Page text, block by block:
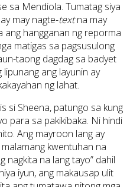
sa Mendiola. Tumatag siya
may nagte-textna may
ang hangganan ng reporma
matigas sa pagsusulong
taong dagdag sa badyet
ang layunin ay
ng lahat.
si Sheena, patungo sa kung
para sa pakikibaka. Ni hindi
Ang mayroon lang ay
kwentuhan na
nagkita na lang tayo” dahil
iyun, ang makausap ulit